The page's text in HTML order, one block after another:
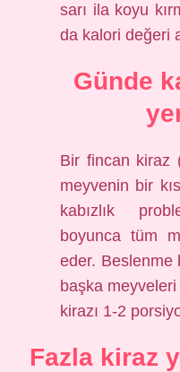
sarı ila koyu
da kalori değeri
Günde
Bir fincan kiraz
meyvenin bir
kabızlık
boyunca tüm
eder. Beslenme
başka
kirazı 1-2
Fazla kiraz